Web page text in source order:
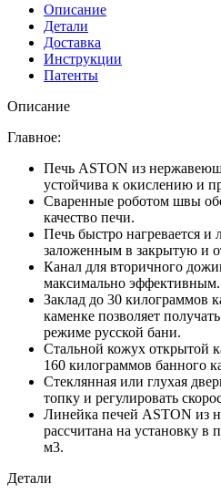
Описание
Детали
Доставка
Инструкции
Патенты
Описание
Главное:
Печь ASTON из
устойчива к окислению и
Сваренные роботом швы
качество печи.
Печь быстро нагревается и
заложенным в закрытую и
Канал для вторичного
максимально эффективным.
Заклад до 30 килограммов
каменке позволяет
режиме русской бани.
Стальной кожух открытой
160 килограммов банного
Стеклянная или глухая
топку и регулировать
Линейка печей ASTON из
рассчитана на установку в
м3.
Детали